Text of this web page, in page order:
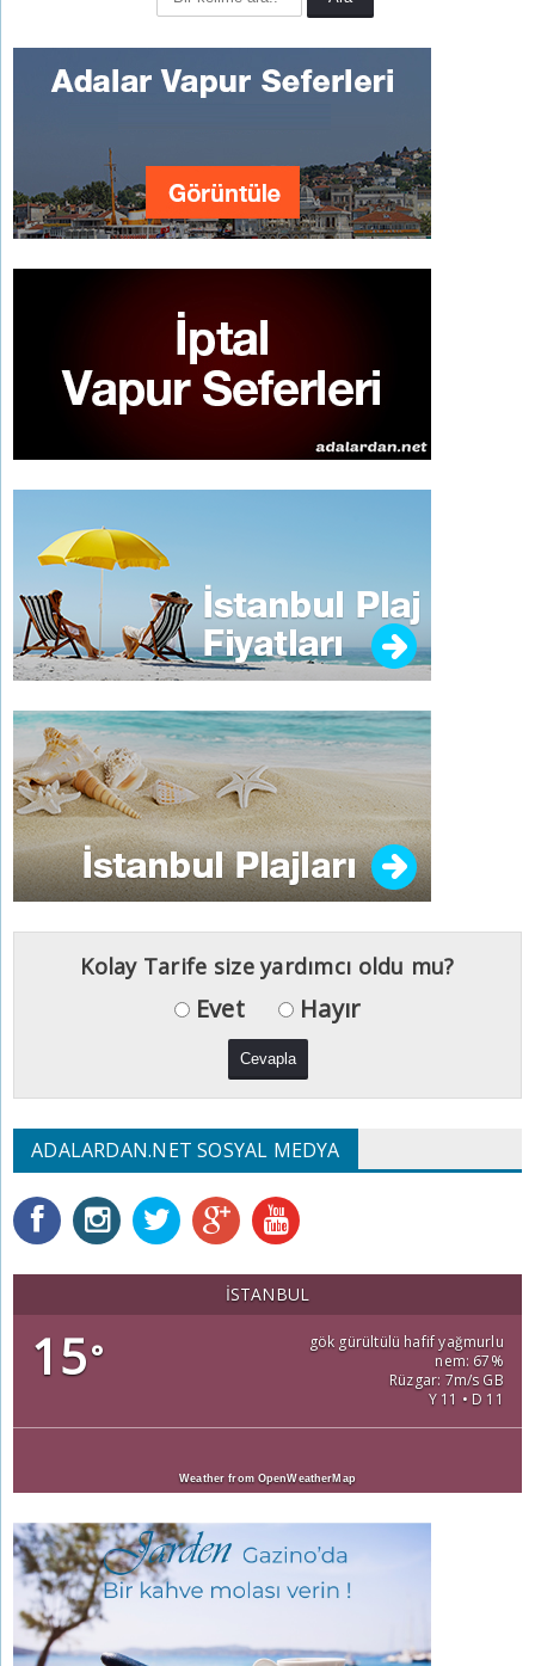
Kolay Tarife size yardımcı oldu mu?
Evet Hayır
ADALARDAN.NET SOSYAL MEDYA
İSTANBUL
15°
gök gürültülü hafif yağmurlu
nem: 67%
Rüzgar: 7m/s GB
Y 11 • D 11
Weather from OpenWeatherMap